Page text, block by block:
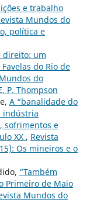
e trabalho
Mundos do
política e
direito: um
do Rio de
do
P. Thompson
A “banalidade do
indústria
sofrimentos e
XX , Revista
Os mineiros e o
“Também
Primeiro de Maio
Mundos do